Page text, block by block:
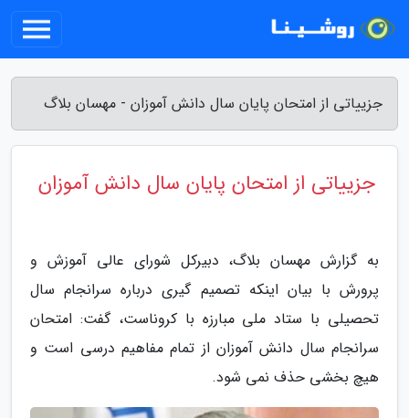
جزییاتی از امتحان پایان سال دانش آموزان - مهسان بلاگ
جزییاتی از امتحان پایان سال دانش آموزان
به گزارش مهسان بلاگ، دبیرکل شورای عالی آموزش و
پرورش با بیان اینکه تصمیم گیری درباره سرانجام سال
تحصیلی با ستاد ملی مبارزه با کروناست، گفت: امتحان
سرانجام سال دانش آموزان از تمام مفاهیم درسی است و
هیچ بخشی حذف نمی شود.